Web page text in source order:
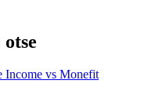
Income vs Monefit